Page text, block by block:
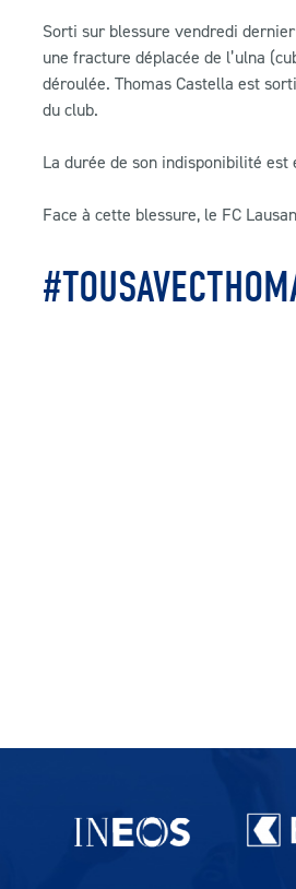
Sorti sur blessure vendredi
une fracture déplacée de l’ulna
déroulée. Thomas Castella est
du club.
La durée de son indisponibilité
Face à cette blessure, le FC
Partenaires du lausanne-Sport